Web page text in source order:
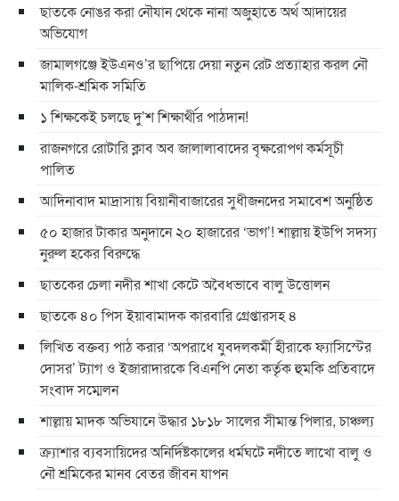
ছাতকে নোঙর করা নৌযান থেকে নানা অজুহাতে অর্থ আদায়ের
অভিযোগ
জামালগঞ্জে ইউএনও’র ছাপিয়ে দেয়া নতুন রেট প্রত্যাহার করল নৌ
মালিক-শ্রমিক সমিতি
১ শিক্ষকেই চলছে দু’শ শিক্ষার্থীর পাঠদান!
রাজনগরে রোটারি ক্লাব অব জালালাবাদের বৃক্ষরোপণ কর্মসূচী
পালিত
আদিনাবাদ মাদ্রাসায় বিয়ানীবাজারের সুধীজনদের সমাবেশ অনুষ্ঠিত
৫০ হাজার টাকার অনুদানে ২০ হাজারের ‘ভাগ’! শাল্লায় ইউপি সদস্য
নুরুল হকের বিরুদ্ধে
ছাতকের চেলা নদীর শাখা কেটে অবৈধভাবে বালু উত্তোলন
ছাতকে ৪০ পিস ইয়াবামাদক কারবারি গ্রেপ্তারসহ ৪
লিখিত বক্তব্য পাঠ করার ‘অপরাধে যুবদলকর্মী হীরাকে ফ্যাসিস্টের
দোসর’ ট্যাগ ও ইজারাদারকে বিএনপি নেতা কর্তৃক হুমকি প্রতিবাদে
সংবাদ সম্মেলন
শাল্লায় মাদক অভিযানে উদ্ধার ১৮১৮ সালের সীমান্ত পিলার, চাঞ্চল্য
ক্র্যাশার ব্যবসায়িদের অনির্দিষ্টকালের ধর্মঘটে নদীতে লাখো বালু ও
নৌ শ্রমিকের মানব বেতর জীবন যাপন